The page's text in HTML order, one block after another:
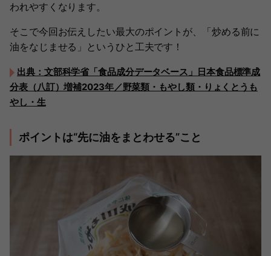
われやすくなります。
そこで今回お伝えしたい最大のポイントが、「炒める前に
油をなじませる」というひと工夫です！
出典：文部科学省「食品成分データベース」日本食品標準成
分表（八訂）増補2023年／野菜類・もやし類・りょくとうも
やし・生
ポイントは“先に油をまとわせる”こと